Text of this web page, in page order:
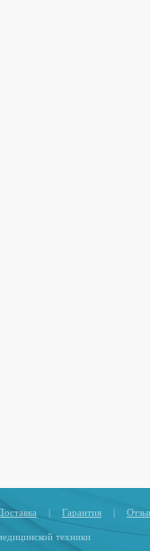
| Гарантия |
техники